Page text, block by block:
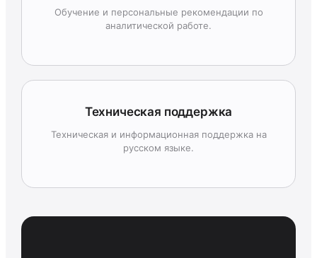
Обучение и персональные рекомендации по
аналитической работе.
Техническая поддержка
Техническая и информационная поддержка на
русском языке.